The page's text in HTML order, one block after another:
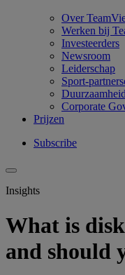
Over
Werken bij
Investeerders
Newsroom
Leiderschap
Sport-
Corporate
Prijzen
Subscribe
Insights
What is
and should